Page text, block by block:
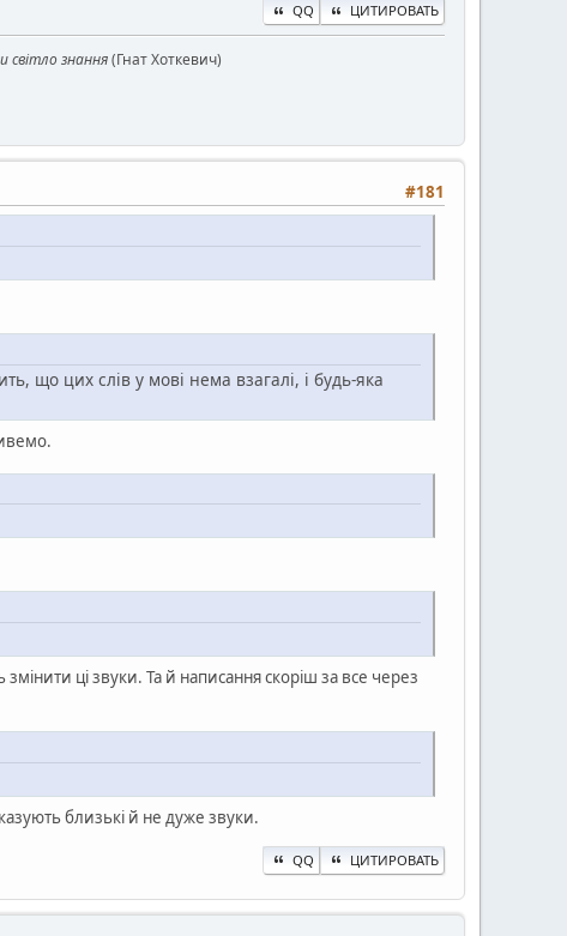
QQ ЦИТИРОВАТЬ
світло знання(Гнат Хоткевич)
#181
що цих слів у мові нема взагалі, і будь-яка
ці звуки. Та й написання скоріш за все через
близькі й не дуже звуки.
QQ ЦИТИРОВАТЬ